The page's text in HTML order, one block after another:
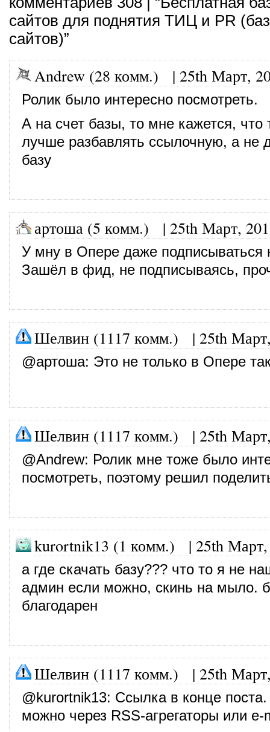
сайтов для поднятия ТИЦ и PR
сайтов)”
Andrew (28 комм.) | 25th Март,
Ролик было интересно посмотреть.
А на счет базы, то мне кажется,
лучше разбавлять ссылочную, а не
базу
артоша (5 комм.) | 25th Март,
У мну в Опере даже подписываться
Зашёл в фид, не подписываясь,
Шелвин (1117 комм.) | 25th
@артоша: Это не только в Опере
Шелвин (1117 комм.) | 25th
@Andrew: Ролик мне тоже было
посмотреть, поэтому решил
kurortnik13 (1 комм.) | 25th
а где скачать базу??? что то я не
админ если можно, скинь на мыло.
благодарен
Шелвин (1117 комм.) | 25th
@kurortnik13: Ссылка в конце
можно через RSS-агрегаторы или e-